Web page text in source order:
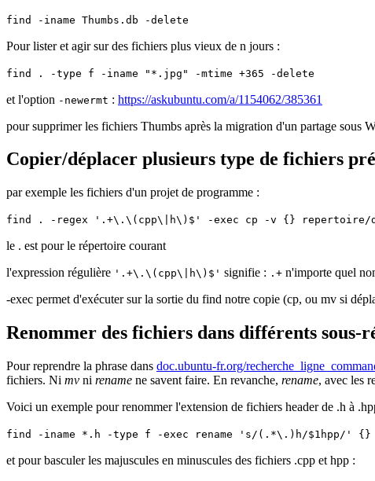
find -iname Thumbs.db -delete
Pour lister et agir sur des fichiers plus vieux de n jours :
find . -type f -iname "*.jpg" -mtime +365 -delete
et l'option -newermt : https://askubuntu.com/a/1154062/385361
pour supprimer les fichiers Thumbs après la migration d'un partage sous
Copier/déplacer plusieurs type de fichiers
par exemple les fichiers d'un projet de programme :
find . -regex '.+\.\(cpp\|h\)$' -exec cp -v {} repertoire/
le . est pour le répertoire courant
l'expression régulière '.+\.\(cpp\|h\)$' signifie : .+ n'importe quel
-exec permet d'exécuter sur la sortie du find notre copie (cp, ou mv si
Renommer des fichiers dans différents sous-
Pour reprendre la phrase dans doc.ubuntu-fr.org/
fichiers. Ni mv ni rename ne savent faire. En revanche, rename, avec les
Voici un exemple pour renommer l'extension de fichiers header de .h à
find -iname *.h -type f -exec rename 's/(.*\.)h/$1hpp/'
et pour basculer les majuscules en minuscules des fichiers .cpp et hpp :